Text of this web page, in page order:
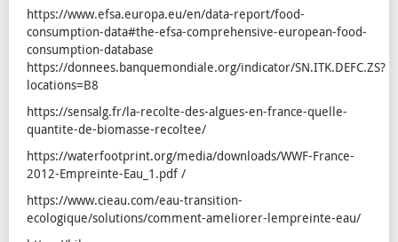
https://www.efsa.europa.eu/en/data-report/food-
consumption-data#the-efsa-comprehensive-european-food-
consumption-database
https://donnees.banquemondiale.org/indicator/SN.ITK.DEFC.ZS?
locations=B8
https://sensalg.fr/la-recolte-des-algues-en-france-quelle-
quantite-de-biomasse-recoltee/
https://waterfootprint.org/media/downloads/WWF-France-
2012-Empreinte-Eau_1.pdf /
https://www.cieau.com/eau-transition-
ecologique/solutions/comment-ameliorer-lempreinte-eau/